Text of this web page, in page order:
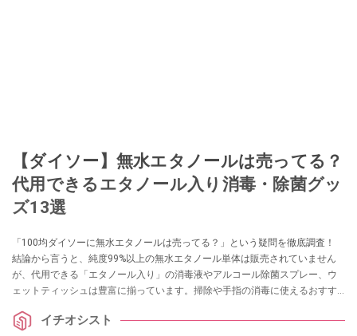
【ダイソー】無水エタノールは売ってる？
代用できるエタノール入り消毒・除菌グッ
ズ13選
「100均ダイソーに無水エタノールは売ってる？」という疑問を徹底調査！
結論から言うと、純度99%以上の無水エタノール単体は販売されていません
が、代用できる「エタノール入り」の消毒液やアルコール除菌スプレー、ウ
ェットティッシュは豊富に揃っています。掃除や手指の消毒に使えるおすす
イチオシスト